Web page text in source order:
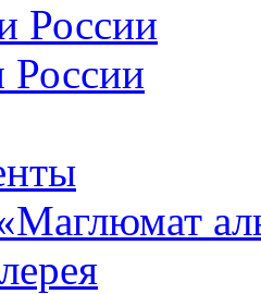
России
России